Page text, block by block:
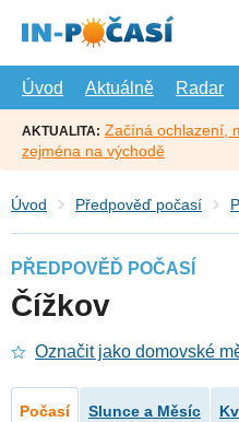
hlavní
Úvod
Aktuálně Radar
AKTUALITA: Začíná ochlazení,
zejména na východě
Úvod Předpověď počasí
PŘEDPOVĚĎ POČASÍ
Čížkov
Označit jako domovské
Počasí Slunce a Měsíc